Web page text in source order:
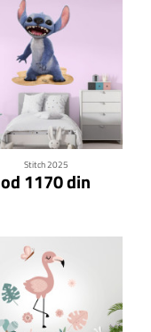
Stitch 2025
od 1170 din
Klikni za detalje